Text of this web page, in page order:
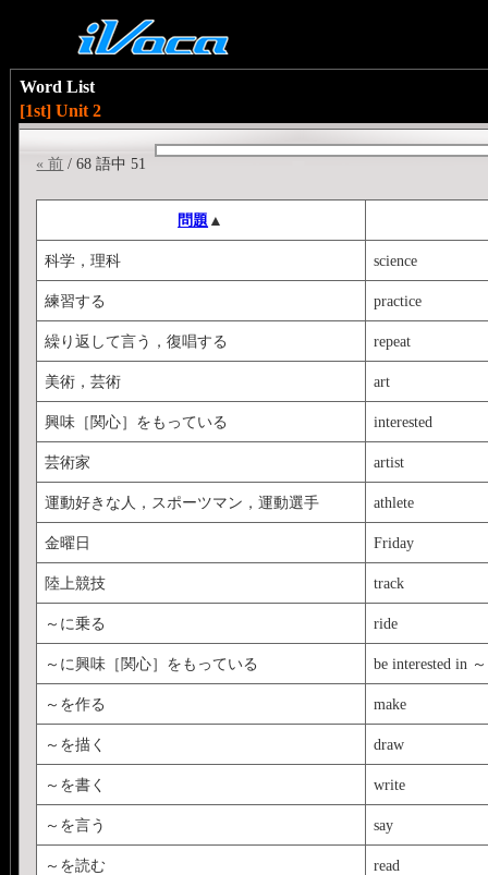
Word List
[1st] Unit 2
« 前 / 68 語中 51
問題 ▲
科学，理科 science
練習する practice
繰り返して言う，復唱する repeat
美術，芸術 art
興味［関心］をもっている interested
芸術家 artist
運動好きな人，スポーツマン，運動選手 athlete
金曜日 Friday
陸上競技 track
～に乗る ride
～に興味［関心］をもっている be interested in ～
～を作る make
～を描く draw
～を書く write
～を言う say
～を読む read